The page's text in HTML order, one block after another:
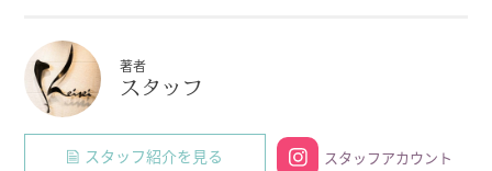
著者
スタッフ
スタッフ紹介を見る スタッフアカウント